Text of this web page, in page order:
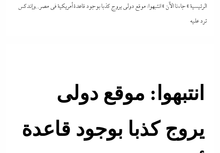
الرئيسية»جاءنا الآن »انتبهوا: موقع دولى يروج كذبا بوجود قاعدة أمريكية في مصر..وإندكس
ترد عليه
انتبهوا: موقع دولى
يروج كذبا بوجود قاعدة